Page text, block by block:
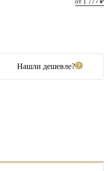
Нашли дешевле?